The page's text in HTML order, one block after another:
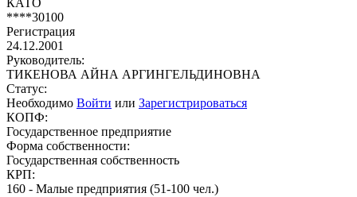
КАТО
****30100
Регистрация
24.12.2001
Руководитель:
ТИКЕНОВА АЙНА АРГИНГЕЛЬДИНОВНА
Статус:
Необходимо Войти или Зарегистрироваться
КОПФ:
Государственное предприятие
Форма собственности:
Государственная собственность
КРП:
160 - Малые предприятия (51-100 чел.)